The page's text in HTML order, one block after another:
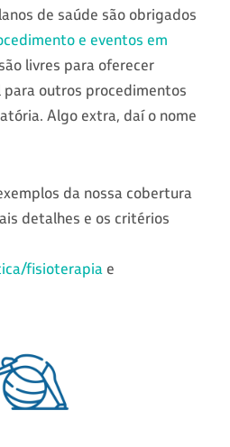
de saúde são obrigados
e eventos em
livres para oferecer
outros procedimentos
Algo extra, daí o nome
da nossa cobertura
detalhes e os critérios
fisioterapia e